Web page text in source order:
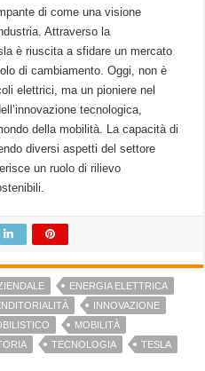
di come una visione
Attraverso la
è riuscita a sfidare un mercato
‍di cambiamento. Oggi, non ⁢è
elettrici, ma un pioniere nel
tecnologica,
della mobilità. La capacità di⁤
diversi aspetti del⁣ settore
un ruolo di rilievo
ENERGIA ELETTRICA
INNOVAZIONE
MOBILITÀ
TECNOLOGIA
TESLA